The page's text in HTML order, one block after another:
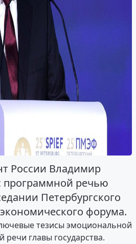
России Владимир
программной речью
Петербургского
форума.
тезисы эмоциональной
речи главы государства.